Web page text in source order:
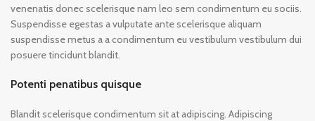
venenatis donec scelerisque nam leo sem condimentum eu sociis.
Suspendisse egestas a vulputate ante scelerisque aliquam
suspendisse metus a a condimentum eu vestibulum vestibulum dui
posuere tincidunt blandit.
Potenti penatibus quisque
Blandit scelerisque condimentum sit at adipiscing. Adipiscing